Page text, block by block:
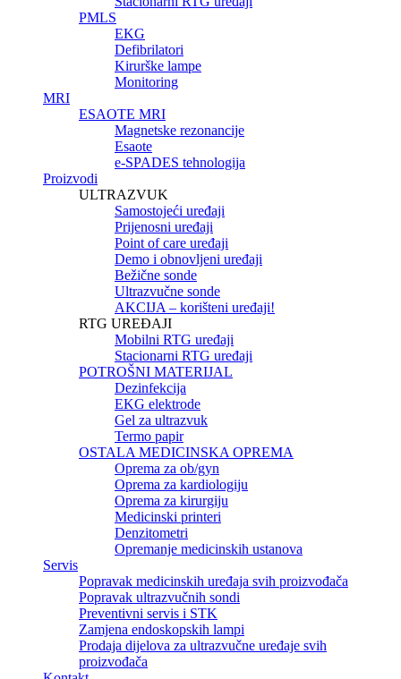
PMLS
EKG
Defibrilatori
Kirurške lampe
Monitoring
MRI
ESAOTE MRI
Magnetske rezonancije
Esaote
e-SPADES tehnologija
Proizvodi
ULTRAZVUK
Samostojeći uređaji
Prijenosni uređaji
Point of care uređaji
Demo i obnovljeni uređaji
Bežične sonde
Ultrazvučne sonde
AKCIJA – korišteni uređaji!
RTG UREĐAJI
Mobilni RTG uređaji
Stacionarni RTG uređaji
POTROŠNI MATERIJAL
Dezinfekcija
EKG elektrode
Gel za ultrazvuk
Termo papir
OSTALA MEDICINSKA OPREMA
Oprema za ob/gyn
Oprema za kardiologiju
Oprema za kirurgiju
Medicinski printeri
Denzitometri
Opremanje medicinskih ustanova
Servis
Popravak medicinskih uređaja svih proizvođača
Popravak ultrazvučnih sondi
Preventivni servis i STK
Zamjena endoskopskih lampi
Prodaja dijelova za ultrazvučne uređaje svih
proizvođača